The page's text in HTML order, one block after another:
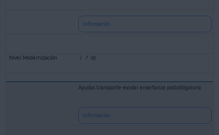
Información
Ayudas transporte escolar enseñanza postobligatoria
Información